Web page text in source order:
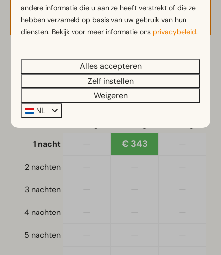
Waterkoker
Slaapkamer
Eenpersoonsbed(den): 4
Eenpersoonsdekbedden en kussens
Slaapkamer(s) beneden: 2
Toegankelijkheid
Gelijkvloers
Smart TV
Beschikbaarheid en prijs
2 gasten
vr14-08-2026 za15-08-2026
1 nacht
€ 343
2 nachten
3 nachten
4 nachten
5 nachten
andere informatie die u aan ze heeft verstrekt of die ze
hebben verzameld op basis van uw gebruik van hun
diensten. Bekijk voor meer informatie ons privacybeleid.
Alles accepteren
Zelf instellen
Weigeren
NL